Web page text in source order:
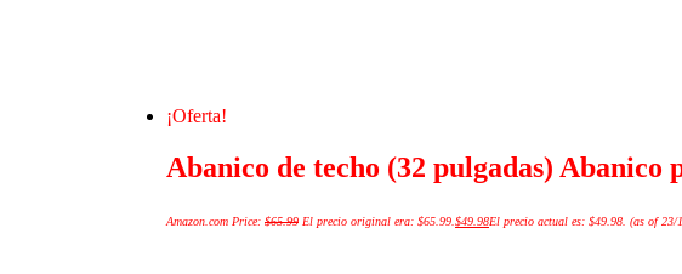
¡Oferta!
Abanico de techo (32 pulgadas) Abanico
Amazon.com Price: $65.99 El precio original era: $65.99. $49.98El precio actual es: $49.98. (as of 23/